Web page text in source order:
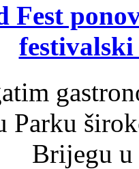
Fest
Parku
Brijegu u